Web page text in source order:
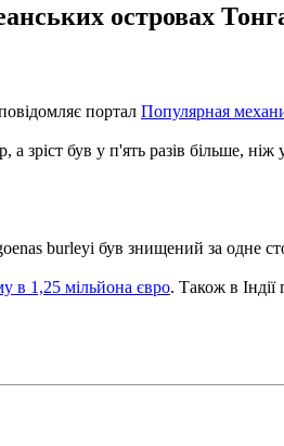
островах
портал Популярная
був у п'ять разів більше,
burleyi був знищений за одне
в 1,25 мільйона євро. Також в Індії